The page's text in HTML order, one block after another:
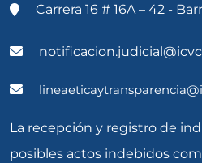
Carrera 16 # 16A – 42 -
La recepción y registro de
posibles actos indebidos